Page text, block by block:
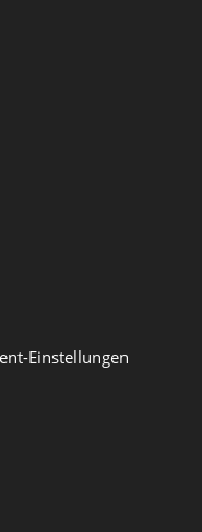
Einstellungen